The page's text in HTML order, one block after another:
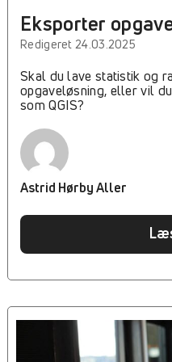
Eksporter
QGIS
Redigeret 24.03.2025
Skal du lave statistik og
opgaveløsning, eller vil
som QGIS?
Astrid Hørby Aller